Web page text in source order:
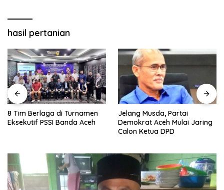
hasil pertanian
8 Tim Berlaga di Turnamen
Eksekutif PSSI Banda Aceh
Jelang Musda, Partai
Demokrat Aceh Mulai Jaring
Calon Ketua DPD